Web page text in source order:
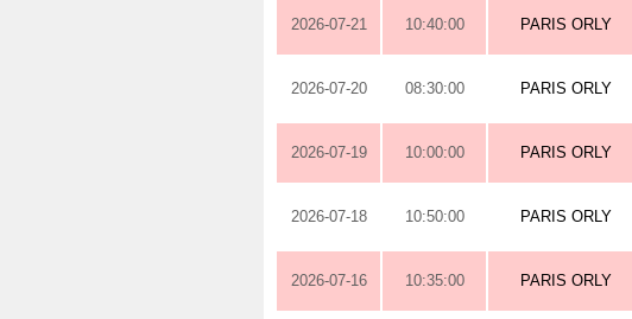
2026-07-21 10:40:00 PARIS ORLY
2026-07-20 08:30:00 PARIS ORLY
2026-07-19 10:00:00 PARIS ORLY
2026-07-18 10:50:00 PARIS ORLY
2026-07-16 10:35:00 PARIS ORLY